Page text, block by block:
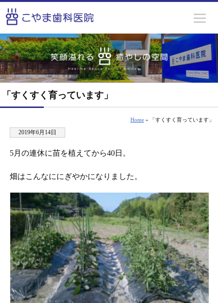
「すくすく育っています」
Home » 「すくすく育っています」
2019年6月14日
5月の連休に苗を植えてから40日。
畑はこんなににぎやかになりました。